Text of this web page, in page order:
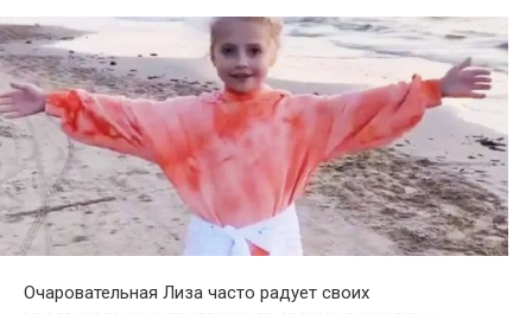
Очаровательная Лиза часто радует своих